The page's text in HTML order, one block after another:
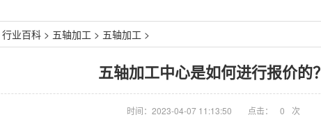
行业百科 > 五轴加工 > 五轴加工 >
五轴加工中心是如何进行报价的？
时间：2023-04-07 11:13:50 点击： 0 次